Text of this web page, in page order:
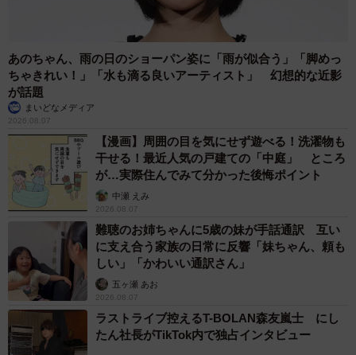
あのちゃん、雨の日のショーパン姿に「雨が似合う」「脚めっ
ちゃきれい！」「水も滴る良いアーティスト」 幻想的な近影
が話題
まいどなメディア
2026.08.07
【漫画】周囲の目を気にせず遊べる！洗濯物も
干せる！最近人気の戸建ての「中庭」 ところ
が…実際住んでみて分かった後悔ポイント
中瀬 えみ
2026.08.07
難聴のお姉ちゃんに5歳の妹が手話通訳 互い
に支え合う家族の日常に反響「妹ちゃん、頼も
しい」「かわいい通訳さん」
五ヶ瀬 あお
2026.08.07
ラストライブ控えるT-BOLAN森友嵐士 にし
たん社長がTikTok内で独占インタビュー